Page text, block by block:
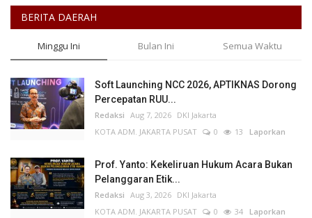
BERITA DAERAH
Minggu Ini Bulan Ini Semua Waktu
Soft Launching NCC 2026, APTIKNAS Dorong
Percepatan RUU...
Redaksi Aug 7, 2026 DKI Jakarta
KOTA ADM. JAKARTA PUSAT
0 13 Laporkan
Prof. Yanto: Kekeliruan Hukum Acara Bukan
Pelanggaran Etik...
Redaksi Aug 3, 2026 DKI Jakarta
KOTA ADM. JAKARTA PUSAT
0 34 Laporkan